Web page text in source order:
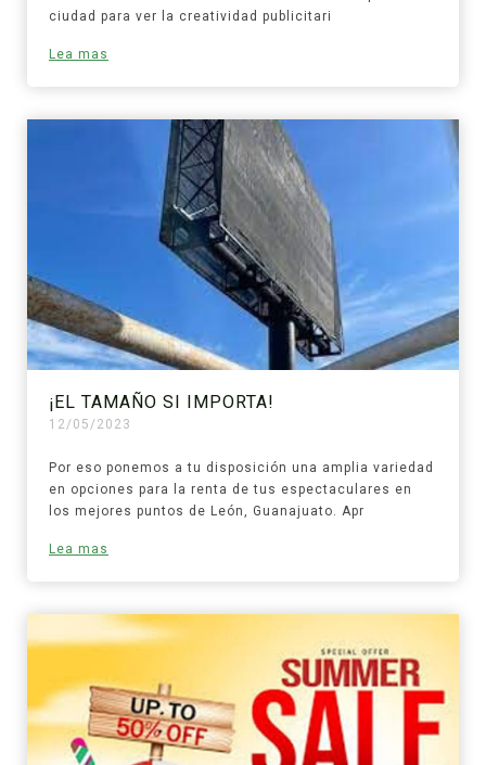
ciudad para ver la creatividad publicitari
Lea mas
¡EL TAMAÑO SI IMPORTA!
12/05/2023
Por eso ponemos a tu disposición una amplia variedad
en opciones para la renta de tus espectaculares en
los mejores puntos de León, Guanajuato. Apr
Lea mas